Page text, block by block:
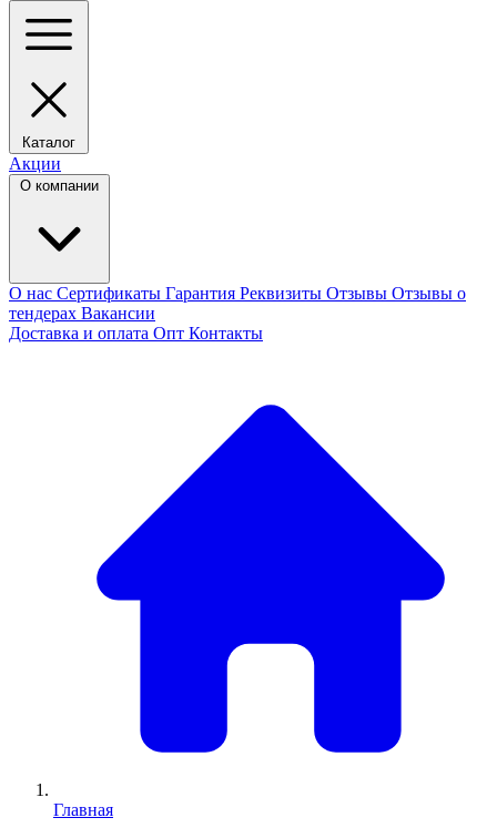
Каталог
Акции
О компании
О нас Сертификаты Гарантия Реквизиты Отзывы Отзывы о
тендерах Вакансии
Доставка и оплата Опт Контакты
Главная